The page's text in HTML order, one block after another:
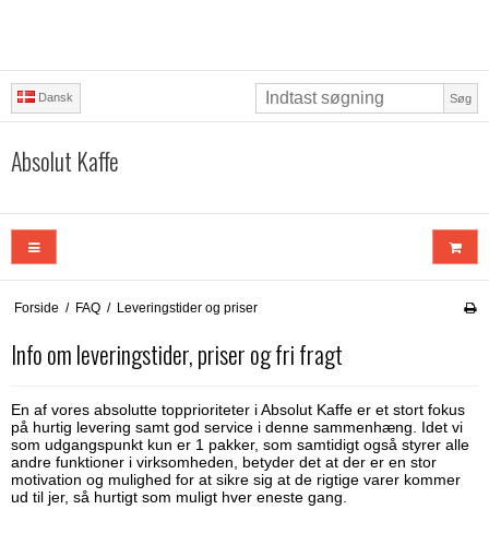
Dansk Søg
Absolut Kaffe
Forside / FAQ / Leveringstider og priser
Info om leveringstider, priser og fri fragt
En af vores absolutte topprioriteter i Absolut Kaffe er et stort fokus
på hurtig levering samt god service i denne sammenhæng. Idet vi
som udgangspunkt kun er 1 pakker, som samtidigt også styrer alle
andre funktioner i virksomheden, betyder det at der er en stor
motivation og mulighed for at sikre sig at de rigtige varer kommer
ud til jer, så hurtigt som muligt hver eneste gang.